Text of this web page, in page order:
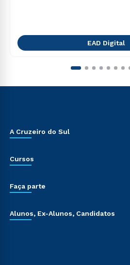
EAD Digital
A Cruzeiro do Sul
Cursos
Faça parte
Alunos, Ex-Alunos, Candidatos